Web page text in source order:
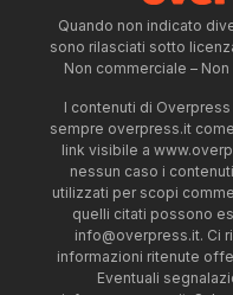
Quando non indicato
sono rilasciati sotto
Non commerciale –
I contenuti di
sempre overpress.it
link visibile a
nessun caso i
utilizzati per scopi
quelli citati possono
info@overpress.it. Ci
informazioni ritenute
Eventuali